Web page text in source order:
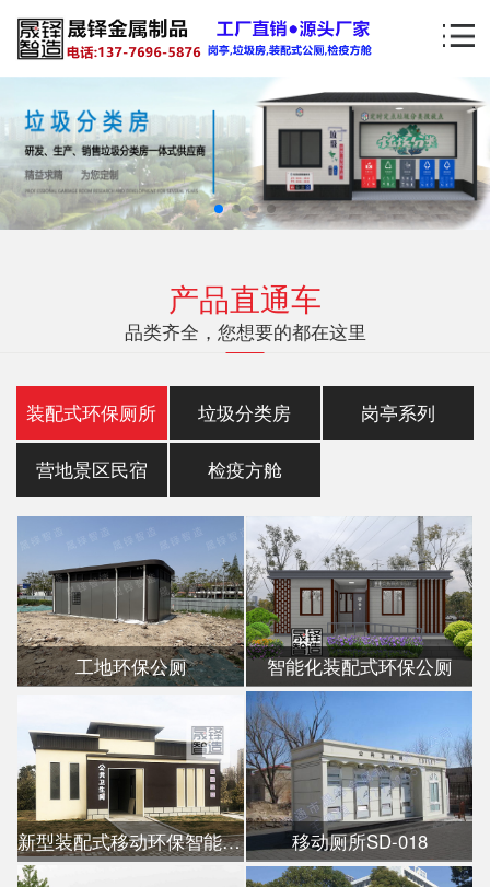
产品直通车
品类齐全，您想要的都在这里
装配式环保厕所 垃圾分类房 岗亭系列
营地景区民宿 检疫方舱
工地环保公厕 智能化装配式环保公厕
新型装配式移动环保智能公厕 移动厕所SD-018